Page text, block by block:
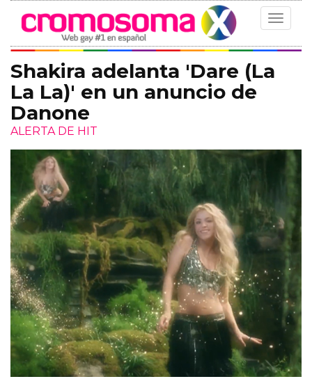
Toggle
Shakira adelanta 'Dare (La
La La)' en un anuncio de
Danone
ALERTA DE HIT